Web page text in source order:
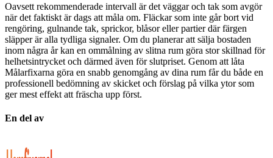
Oavsett rekommenderade intervall är det väggar och tak som avgör
när det faktiskt är dags att måla om. Fläckar som inte går bort vid
rengöring, gulnande tak, sprickor, blåsor eller partier där färgen
släpper är alla tydliga signaler. Om du planerar att sälja bostaden
inom några år kan en ommålning av slitna rum göra stor skillnad för
helhetsintrycket och därmed även för slutpriset. Genom att låta
Målarfixarna göra en snabb genomgång av dina rum får du både en
professionell bedömning av skicket och förslag på vilka ytor som
ger mest effekt att fräscha upp först.
En del av